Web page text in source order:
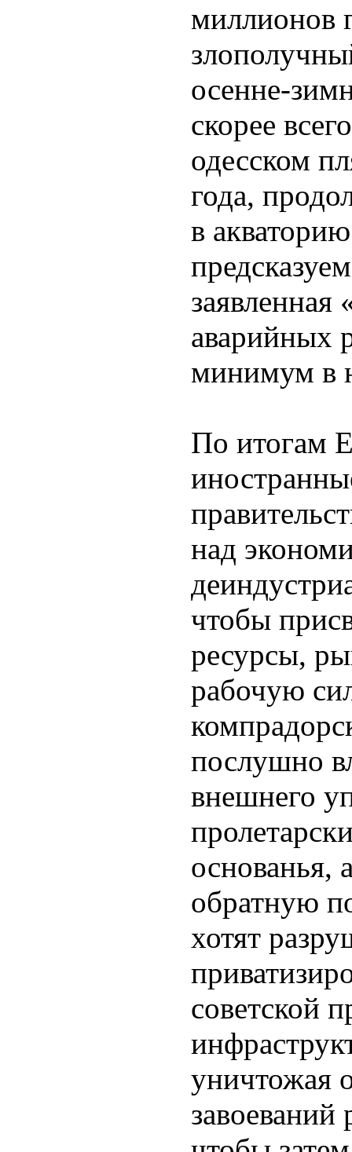
миллионов
осенне-
скорее
одесском
года,
в
заявленная
аварийных
минимум в
По итогам
над
чтобы
ресурсы,
рабочую
послушно
внешнего
основанья,
обратную
хотят
советской
уничтожая
завоеваний